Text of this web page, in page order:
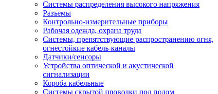
Системы распределения высокого напряжения
Разъемы
Контрольно-измерительные приборы
Рабочая одежда, охрана труда
Системы, препятствующие распространению огня,
огнестойкие кабель-каналы
Датчики/сенсоры
Устройства оптической и акустической
сигнализации
Короба кабельные
Системы скрытой проводки под полом